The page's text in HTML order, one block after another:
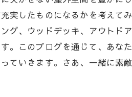
実したものになるかを考えて
グ、ウッドデッキ、アウト
。このブログを通じて、あ
ていきます。さあ、一緒に素